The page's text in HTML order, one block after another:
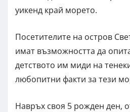
уикенд край морето.
Посетителите на остров
имат възможността да
детството им миди на
любопитни факти за тези
Навръх своя 5 рожден ден,